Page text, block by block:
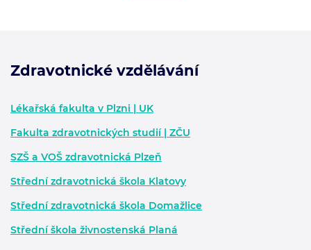
Zdravotnické vzdělávání
Lékařská fakulta v Plzni | UK
Fakulta zdravotnických studií | ZČU
SZŠ a VOŠ zdravotnická Plzeň
Střední zdravotnická škola Klatovy
Střední zdravotnická škola Domažlice
Střední škola živnostenská Planá